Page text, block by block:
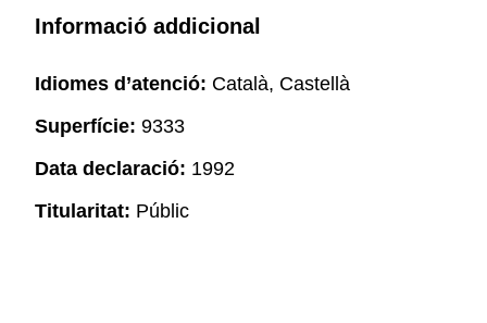
Informació addicional
Idiomes d’atenció: Català, Castellà
Superfície: 9333
Data declaració: 1992
Titularitat: Públic